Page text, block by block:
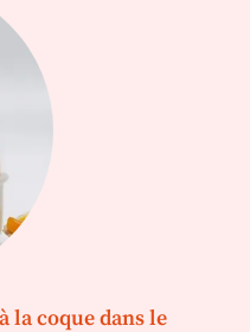
la coque dans le